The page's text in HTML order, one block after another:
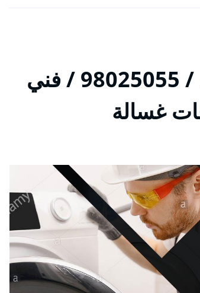
تصليح غسالات مدينة الكويت / 98025055 / فني
غسالة